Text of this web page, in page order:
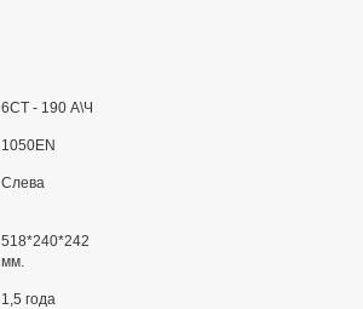
6СТ - 190 А\Ч
1050EN
Слева
518*240*242
мм.
1,5 года